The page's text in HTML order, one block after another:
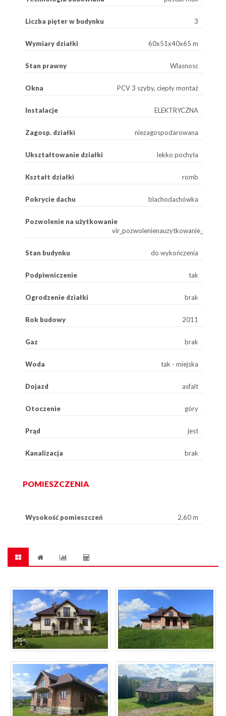
Liczba pięter w budynku 3
Wymiary działki 60x51x40x65 m
Stan prawny Wlasnosc
Okna PCV 3 szyby, ciepły montaż
Instalacje ELEKTRYCZNA
Zagosp. działki niezagospodarowana
Ukształtowanie działki lekko pochyła
Kształt działki romb
Pokrycie dachu blachodachówka
Pozwolenie na użytkowanie
vir_pozwolenienauzytkowanie_brak
Stan budynku do wykończenia
Podpiwniczenie tak
Ogrodzenie działki brak
Rok budowy 2011
Gaz brak
Woda tak - miejska
Dojazd asfalt
Otoczenie góry
Prąd jest
Kanalizacja brak
POMIESZCZENIA
Wysokość pomieszczeń 2,60 m